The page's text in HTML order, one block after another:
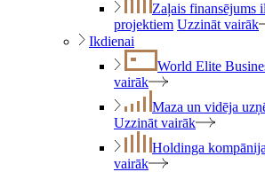
Zaļais finansējums
projektiem Uzzināt vairāk
Ikdienai
World Elite
vairāk
Maza un vidēja
Uzzināt vairāk
Holdinga
vairāk